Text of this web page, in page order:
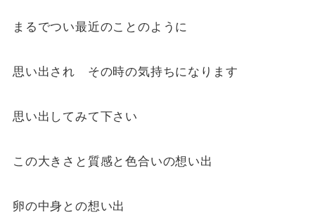
まるでつい最近のことのように
思い出され その時の気持ちになります
思い出してみて下さい
この大きさと質感と色合いの想い出
卵の中身との想い出